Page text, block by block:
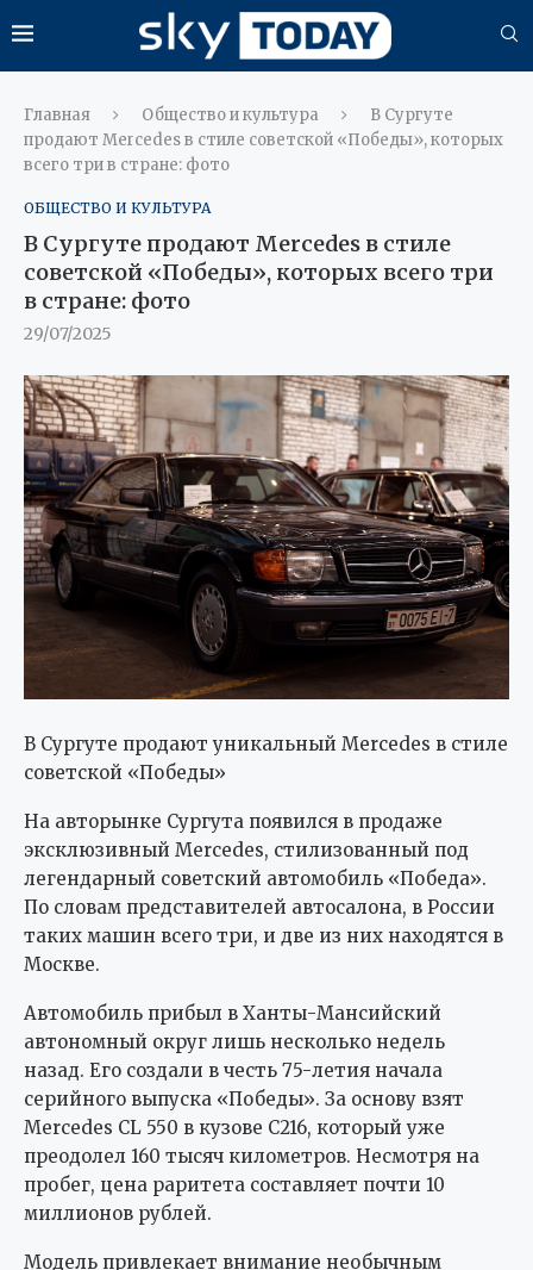
Главная Общество и культура
В Сургуте
продают Mercedes в стиле советской «Победы», которых
всего три в стране: фото
ОБЩЕСТВО И КУЛЬТУРА
В Сургуте продают Mercedes в стиле
советской «Победы», которых всего три
в стране: фото
29/07/2025
В Сургуте продают уникальный Mercedes в стиле
советской «Победы»
На авторынке Сургута появился в продаже
эксклюзивный Mercedes, стилизованный под
легендарный советский автомобиль «Победа».
По словам представителей автосалона, в России
таких машин всего три, и две из них находятся в
Москве.
Автомобиль прибыл в Ханты-Мансийский
автономный округ лишь несколько недель
назад. Его создали в честь 75-летия начала
серийного выпуска «Победы». За основу взят
Mercedes CL 550 в кузове C216, который уже
преодолел 160 тысяч километров. Несмотря на
пробег, цена раритета составляет почти 10
миллионов рублей.
Модель привлекает внимание необычным